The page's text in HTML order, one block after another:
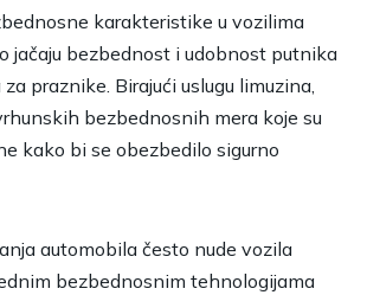
karakteristike u vozilima
jačaju bezbednost i udobnost putnika
praznike. Birajući uslugu limuzina,
bezbednosnih mera koje su
kako bi se obezbedilo sigurno
automobila često nude vozila
bezbednosnim tehnologijama